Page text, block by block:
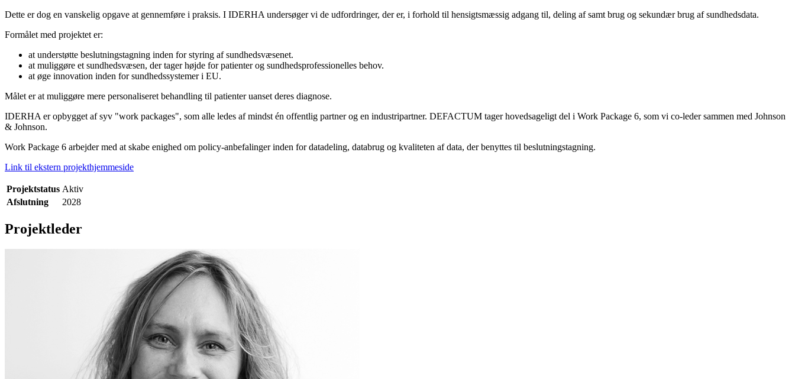
Dette er dog en vanskelig opgave at gennemføre i praksis. I IDERHA undersøger vi de udfordringer, der er, i forhold til hensigtsmæssig adgang til, deling af samt brug og sekundær brug af sundhedsdata.
Formålet med projektet er:
at understøtte beslutningstagning inden for styring af sundhedsvæsenet.
at muliggøre et sundhedsvæsen, der tager højde for patienter og sundhedsprofessionelles behov.
at øge innovation inden for sundhedssystemer i EU.
Målet er at muliggøre mere personaliseret behandling til patienter uanset deres diagnose.
IDERHA er opbygget af syv "work packages", som alle ledes af mindst én offentlig partner og en industripartner. DEFACTUM tager hovedsageligt del i Work Package 6, som vi co-leder sammen med Johnson
& Johnson.
Work Package 6 arbejder med at skabe enighed om policy-anbefalinger inden for datadeling, databrug og kvaliteten af data, der benyttes til beslutningstagning.
Link til ekstern projekthjemmeside
Projektstatus Aktiv
Afslutning
2028
Projektleder